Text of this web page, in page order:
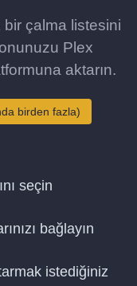
çalma listesini
Plex
aktarın.
birden fazla)
seçin
bağlayın
istediğiniz